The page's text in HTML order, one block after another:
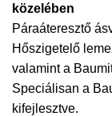
közelében
Páraáteresztő
Hőszigetelő
valamint a
Speciálisan a
kifejlesztve.